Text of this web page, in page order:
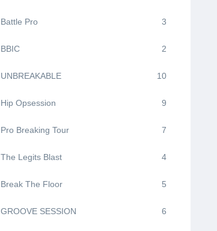
Battle Pro 3
BBIC 2
UNBREAKABLE 10
Hip Opsession 9
Pro Breaking Tour 7
The Legits Blast 4
Break The Floor 5
GROOVE SESSION 6